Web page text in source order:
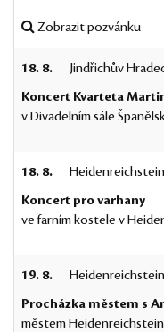
Zobrazit pozvánku
18. 8. Jindřichův
Koncert Kvarteta
v Divadelním sále
18. 8. Heidenreichstein
Koncert pro varhany
ve farním kostele v
19. 8. Heidenreichstein
Procházka městem s
městem